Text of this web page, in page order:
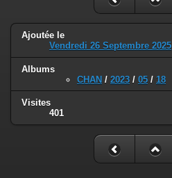
Ajoutée le
Vendredi 26 Septembre 2025
Albums
CHAN / 2023 / 05 / 18
Visites
401